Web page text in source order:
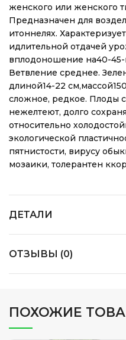
женского или женского
Предназначен для
итоннелях.
идлительной отдачей
вплодоношение на40-45-
Ветвление среднее.
длиной14-22
сложное, редкое. Плоды
нежелтеют, долго
относительно
экологической
пятнистости, вирусу
мозаики, толерантен
ДЕТАЛИ
ОТЗЫВЫ (0)
ПОХОЖИЕ